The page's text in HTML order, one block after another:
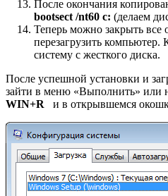
После окончания
bootsect /nt60 c: (делаем
Теперь можно закрыть
перезагрузить компьютер.
систему с жесткого диска.
После успешной установки и
зайти в меню «Выполнить» или
WIN+R и в открывшемся